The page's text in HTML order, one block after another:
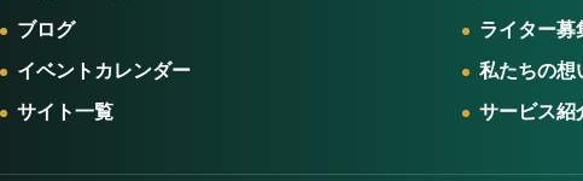
ブログ
イベントカレンダー
サイト一覧
ライター募
私たちの想
サービス紹